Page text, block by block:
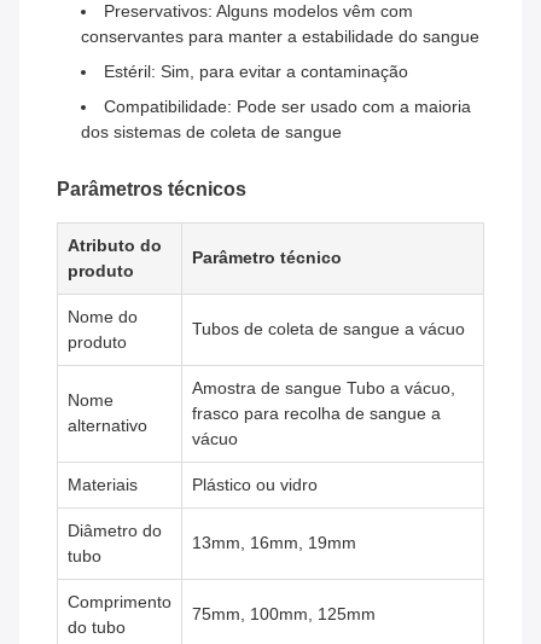
Preservativos: Alguns modelos vêm com
conservantes para manter a estabilidade do sangue
Estéril: Sim, para evitar a contaminação
Compatibilidade: Pode ser usado com a maioria
dos sistemas de coleta de sangue
Parâmetros técnicos
Atributo do
produto
Parâmetro técnico
Nome do
produto
Tubos de coleta de sangue a vácuo
Nome
alternativo
Amostra de sangue Tubo a vácuo,
frasco para recolha de sangue a
vácuo
Materiais Plástico ou vidro
Diâmetro do
tubo
13mm, 16mm, 19mm
Comprimento
do tubo
75mm, 100mm, 125mm